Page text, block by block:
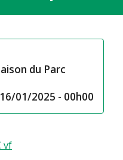
du Parc
16/01/2025 - 00h00
vf